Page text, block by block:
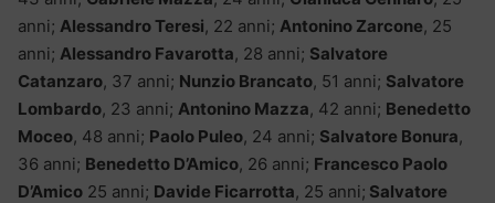
anni; Alessandro Teresi, 22 anni; Antonino Zarcone, 25
anni; Alessandro Favarotta, 28 anni; Salvatore
Catanzaro, 37 anni; Nunzio Brancato, 51 anni; Salvatore
Lombardo, 23 anni; Antonino Mazza, 42 anni; Benedetto
Moceo, 48 anni; Paolo Puleo, 24 anni; Salvatore Bonura,
36 anni; Benedetto D’Amico, 26 anni; Francesco Paolo
D’Amico 25 anni; Davide Ficarrotta, 25 anni; Salvatore